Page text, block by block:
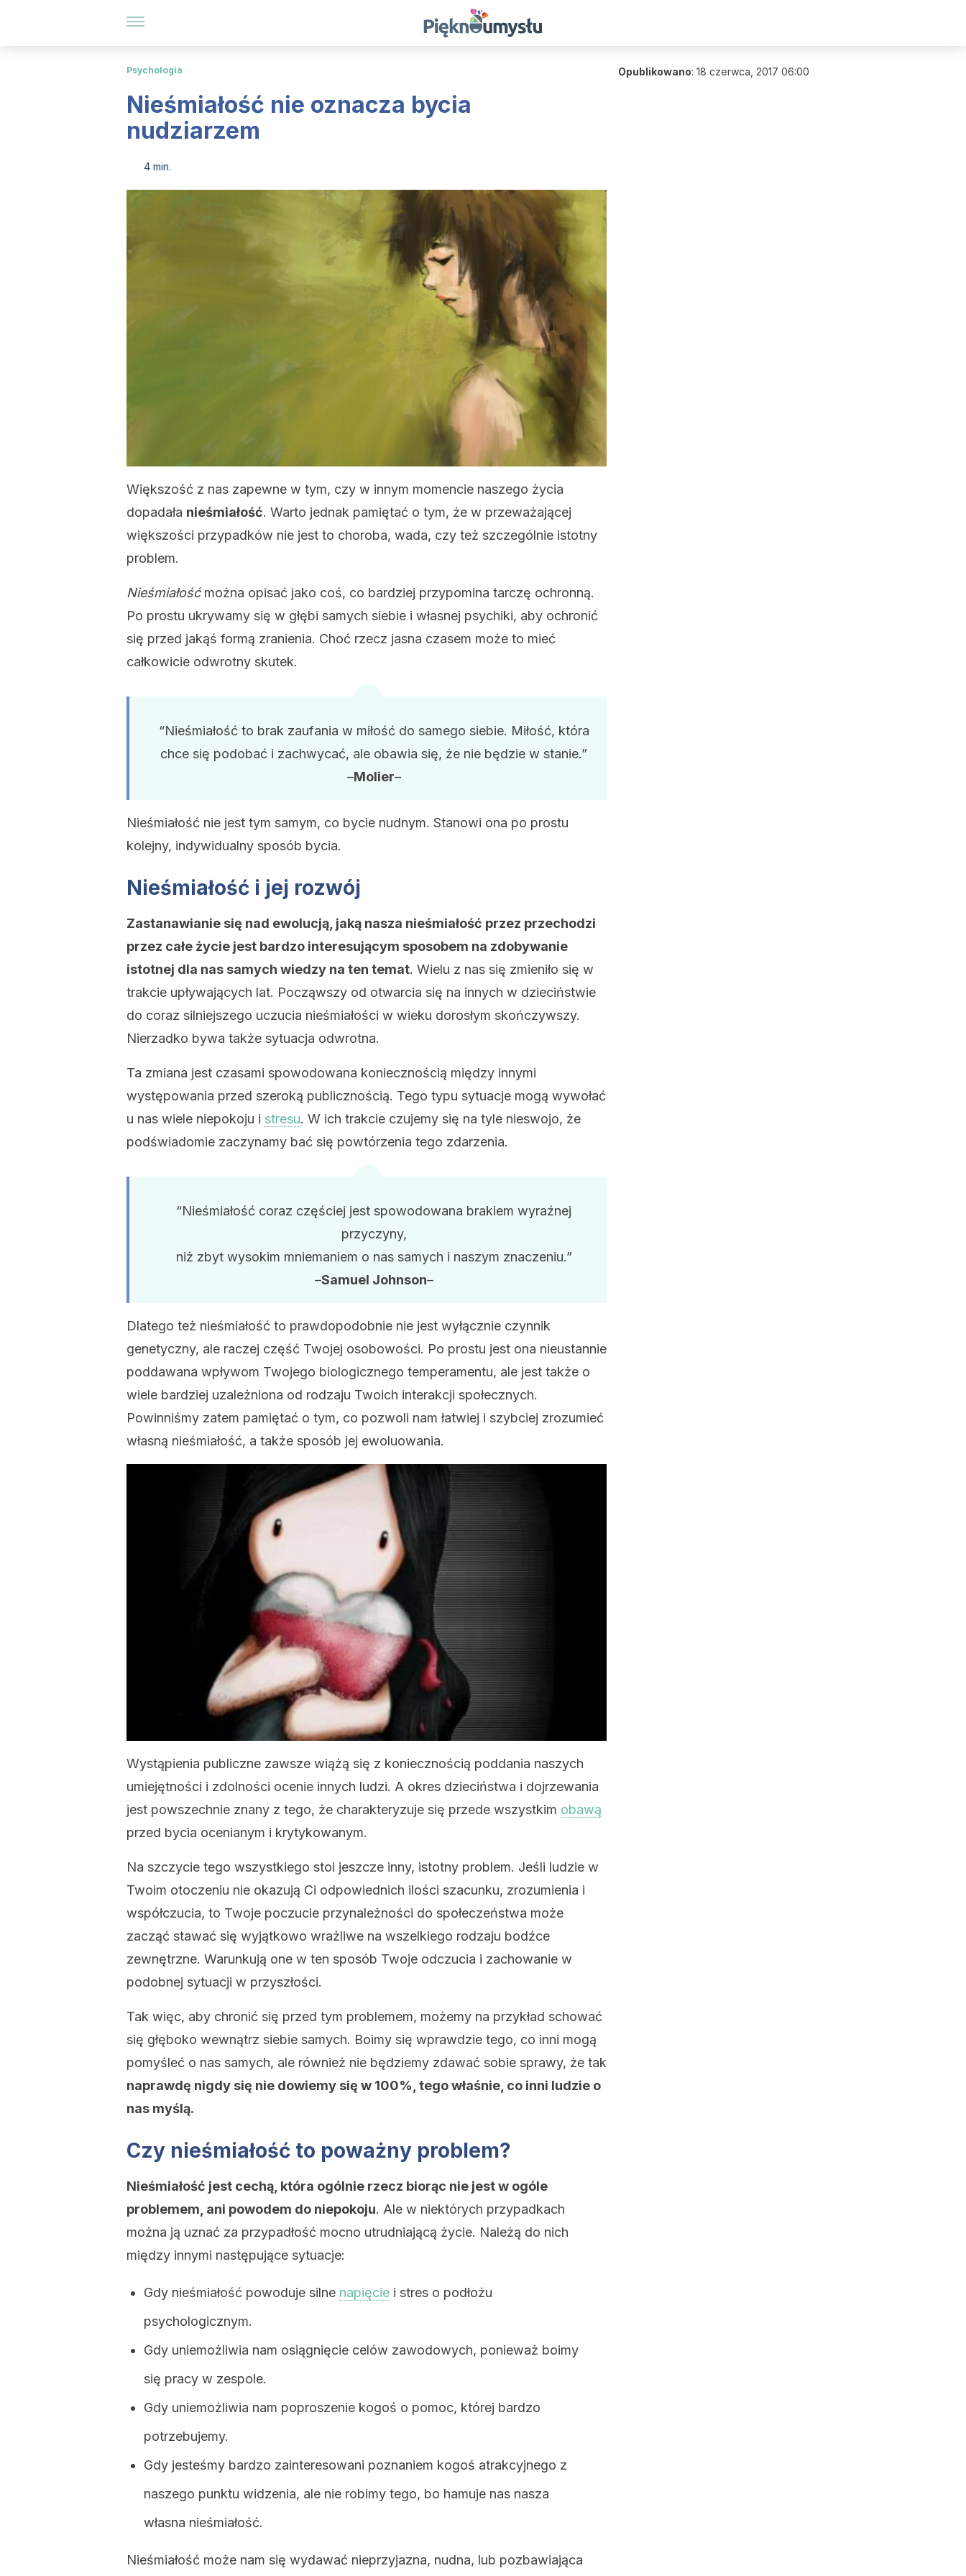
Psychologia
Nieśmiałość nie oznacza bycia
nudziarzem
4 min.
Większość z nas zapewne w tym, czy w innym momencie naszego życia
dopadała nieśmiałość. Warto jednak pamiętać o tym, że w przeważającej
większości przypadków nie jest to choroba, wada, czy też szczególnie istotny
problem.
Nieśmiałośćmożna opisać jako coś, co bardziej przypomina tarczę ochronną.
Po prostu ukrywamy się w głębi samych siebie i własnej psychiki, aby ochronić
się przed jakąś formą zranienia. Choć rzecz jasna czasem może to mieć
całkowicie odwrotny skutek.
“Nieśmiałość to brak zaufania w miłość do samego siebie. Miłość, która
chce się podobać i zachwycać, ale obawia się, że nie będzie w stanie.”
–Molier–
Nieśmiałość nie jest tym samym, co bycie nudnym. Stanowi ona po prostu
kolejny, indywidualny sposób bycia.
Nieśmiałość i jej rozwój
Zastanawianie się nad ewolucją, jaką nasza nieśmiałość przez przechodzi
przez całe życie jest bardzo interesującym sposobem na zdobywanie
istotnej dla nas samych wiedzy na ten temat. Wielu z nas się zmieniło się w
trakcie upływających lat. Począwszy od otwarcia się na innych w dzieciństwie
do coraz silniejszego uczucia nieśmiałości w wieku dorosłym skończywszy.
Nierzadko bywa także sytuacja odwrotna.
Ta zmiana jest czasami spowodowana koniecznością między innymi
występowania przed szeroką publicznością. Tego typu sytuacje mogą wywołać
u nas wiele niepokoju i stresu. W ich trakcie czujemy się na tyle nieswojo, że
podświadomie zaczynamy bać się powtórzenia tego zdarzenia.
“Nieśmiałość coraz częściej jest spowodowana brakiem wyraźnej
przyczyny,
niż zbyt wysokim mniemaniem o nas samych i naszym znaczeniu.”
–Samuel Johnson–
Dlatego też nieśmiałość to prawdopodobnie nie jest wyłącznie czynnik
genetyczny, ale raczej część Twojej osobowości. Po prostu jest ona nieustannie
poddawana wpływom Twojego biologicznego temperamentu, ale jest także o
wiele bardziej uzależniona od rodzaju Twoich interakcji społecznych.
Powinniśmy zatem pamiętać o tym, co pozwoli nam łatwiej i szybciej zrozumieć
własną nieśmiałość, a także sposób jej ewoluowania.
Wystąpienia publiczne zawsze wiążą się z koniecznością poddania naszych
umiejętności i zdolności ocenie innych ludzi. A okres dzieciństwa i dojrzewania
jest powszechnie znany z tego, że charakteryzuje się przede wszystkim obawą
przed bycia ocenianym i krytykowanym.
Na szczycie tego wszystkiego stoi jeszcze inny, istotny problem. Jeśli ludzie w
Twoim otoczeniu nie okazują Ci odpowiednich ilości szacunku, zrozumienia i
współczucia, to Twoje poczucie przynależności do społeczeństwa może
zacząć stawać się wyjątkowo wrażliwe na wszelkiego rodzaju bodźce
zewnętrzne. Warunkują one w ten sposób Twoje odczucia i zachowanie w
podobnej sytuacji w przyszłości.
Tak więc, aby chronić się przed tym problemem, możemy na przykład schować
się głęboko wewnątrz siebie samych. Boimy się wprawdzie tego, co inni mogą
pomyśleć o nas samych, ale również nie będziemy zdawać sobie sprawy, że tak
naprawdę nigdy się nie dowiemy się w 100%, tego właśnie, co inni ludzie o
nas myślą.
Czy nieśmiałość to poważny problem?
Nieśmiałość jest cechą, która ogólnie rzecz biorąc nie jest w ogóle
problemem, ani powodem do niepokoju. Ale w niektórych przypadkach
można ją uznać za przypadłość mocno utrudniającą życie. Należą do nich
między innymi następujące sytuacje:
Gdy nieśmiałość powoduje silne napięcie i stres o podłożu
psychologicznym.
Gdy uniemożliwia nam osiągnięcie celów zawodowych, ponieważ boimy
się pracy w zespole.
Gdy uniemożliwia nam poproszenie kogoś o pomoc, której bardzo
potrzebujemy.
Gdy jesteśmy bardzo zainteresowani poznaniem kogoś atrakcyjnego z
naszego punktu widzenia, ale nie robimy tego, bo hamuje nas nasza
własna nieśmiałość.
Nieśmiałość może nam się wydawać nieprzyjazna, nudna, lub pozbawiająca
Opublikowano: 18 czerwca, 2017 06:00